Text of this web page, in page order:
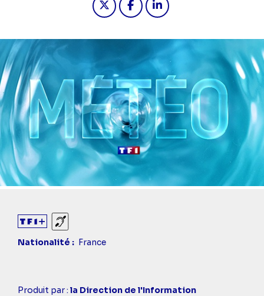
Sourds et malentendants
Nationalité
France
Casting
Produit par : la Direction de l'Information